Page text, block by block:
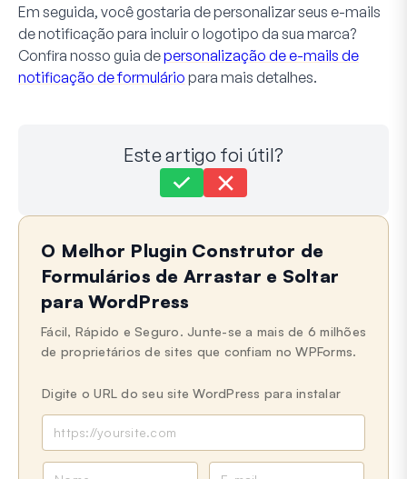
Em seguida, você gostaria de personalizar seus e-mails
de notificação para incluir o logotipo da sua marca?
Confira nosso guia depersonalização de e-mails de
notificação de formulário para mais detalhes.
Este artigo foi útil?
Ainda com dificuldades?
Última atualização em 21 de abr de 2025
O Melhor Plugin Construtor de
Formulários de Arrastar e Soltar
para WordPress
Fácil, Rápido e Seguro. Junte-se a mais de 6 milhões
de proprietários de sites que confiam no WPForms.
Digite o URL do seu site WordPress para instalar